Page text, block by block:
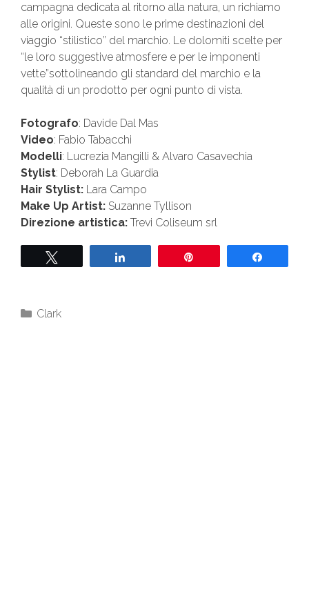
campagna dedicata al ritorno alla natura, un richiamo
alle origini. Queste sono le prime destinazioni del
viaggio “stilistico” del marchio. Le dolomiti scelte per
“le loro suggestive atmosfere e per le imponenti
vette”sottolineando gli standard del marchio e la
qualità di un prodotto per ogni punto di vista.
Fotografo: Davide Dal Mas
Video: Fabio Tabacchi
Modelli: Lucrezia Mangilli & Alvaro Casavechia
Stylist: Deborah La Guardia
Hair Stylist: Lara Campo
Make Up Artist: Suzanne Tyllison
Direzione artistica: Trevi Coliseum srl
Clark